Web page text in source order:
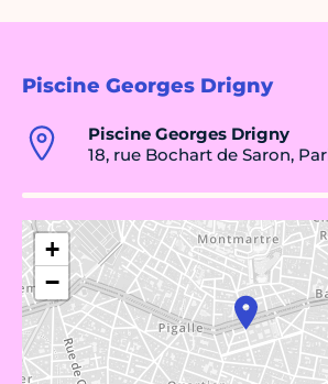
Piscine Georges Drigny
Piscine Georges Drigny
18, rue Bochart de Saron,
+
−